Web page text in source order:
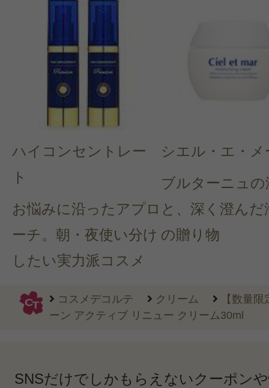
ハイコンセントレー
ト
お悩みに沿ったアプロ
ーチ。朝・夜使い分け
したい実力派コスメ
シエル・エ・メ
ブルターニュの
と、深く澄んだ
の贈り物
コスメデコルテ クリーム
【数量
ーン アクティブ リニュー クリーム30ml
SNSだけでしかもらえないクーポン